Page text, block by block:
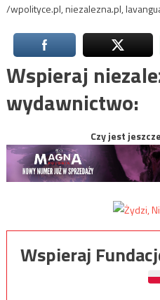
/wpolityce.pl, niezalezna.pl,
Wspieraj
wydawnictwo:
Czy jest
Wspieraj